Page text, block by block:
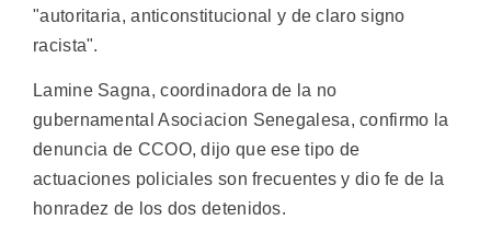
"autoritaria, anticonstitucional y de claro signo
racista".
Lamine Sagna, coordinadora de la no
gubernamental Asociacion Senegalesa, confirmo la
denuncia de CCOO, dijo que ese tipo de
actuaciones policiales son frecuentes y dio fe de la
honradez de los dos detenidos.